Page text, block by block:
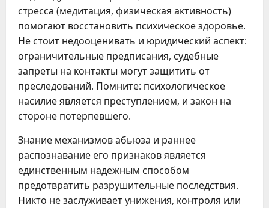
стресса (медитация, физическая активность)
помогают восстановить психическое здоровье.
Не стоит недооценивать и юридический аспект:
ограничительные предписания, судебные
запреты на контакты могут защитить от
преследований. Помните: психологическое
насилие является преступлением, и закон на
стороне потерпевшего.
Знание механизмов абьюза и раннее
распознавание его признаков является
единственным надежным способом
предотвратить разрушительные последствия.
Никто не заслуживает унижения, контроля или